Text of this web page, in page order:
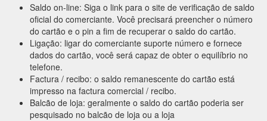
Saldo on-line: Siga o link para o site de verificação de saldo
oficial do comerciante. Você precisará preencher o número
do cartão e o pin a fim de recuperar o saldo do cartão.
Ligação: ligar do comerciante suporte número e fornece
dados do cartão, você será capaz de obter o equilíbrio no
telefone.
Factura / recibo: o saldo remanescente do cartão está
impresso na factura comercial / recibo.
Balcão de loja: geralmente o saldo do cartão poderia ser
pesquisado no balcão de loja ou a loja